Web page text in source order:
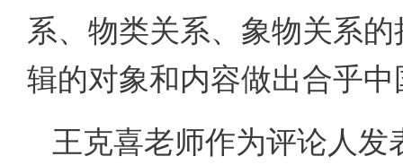
系、物类关系、象物关系
辑的对象和内容做出合乎
王克喜老师作为评论人